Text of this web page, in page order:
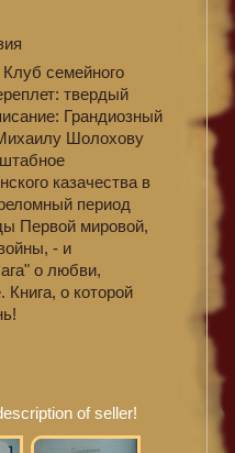
Клуб семейного
твердый
Грандиозный
Шолохову
казачества в
период
Первой мировой,
- и
о любви,
Книга, о которой
of seller!